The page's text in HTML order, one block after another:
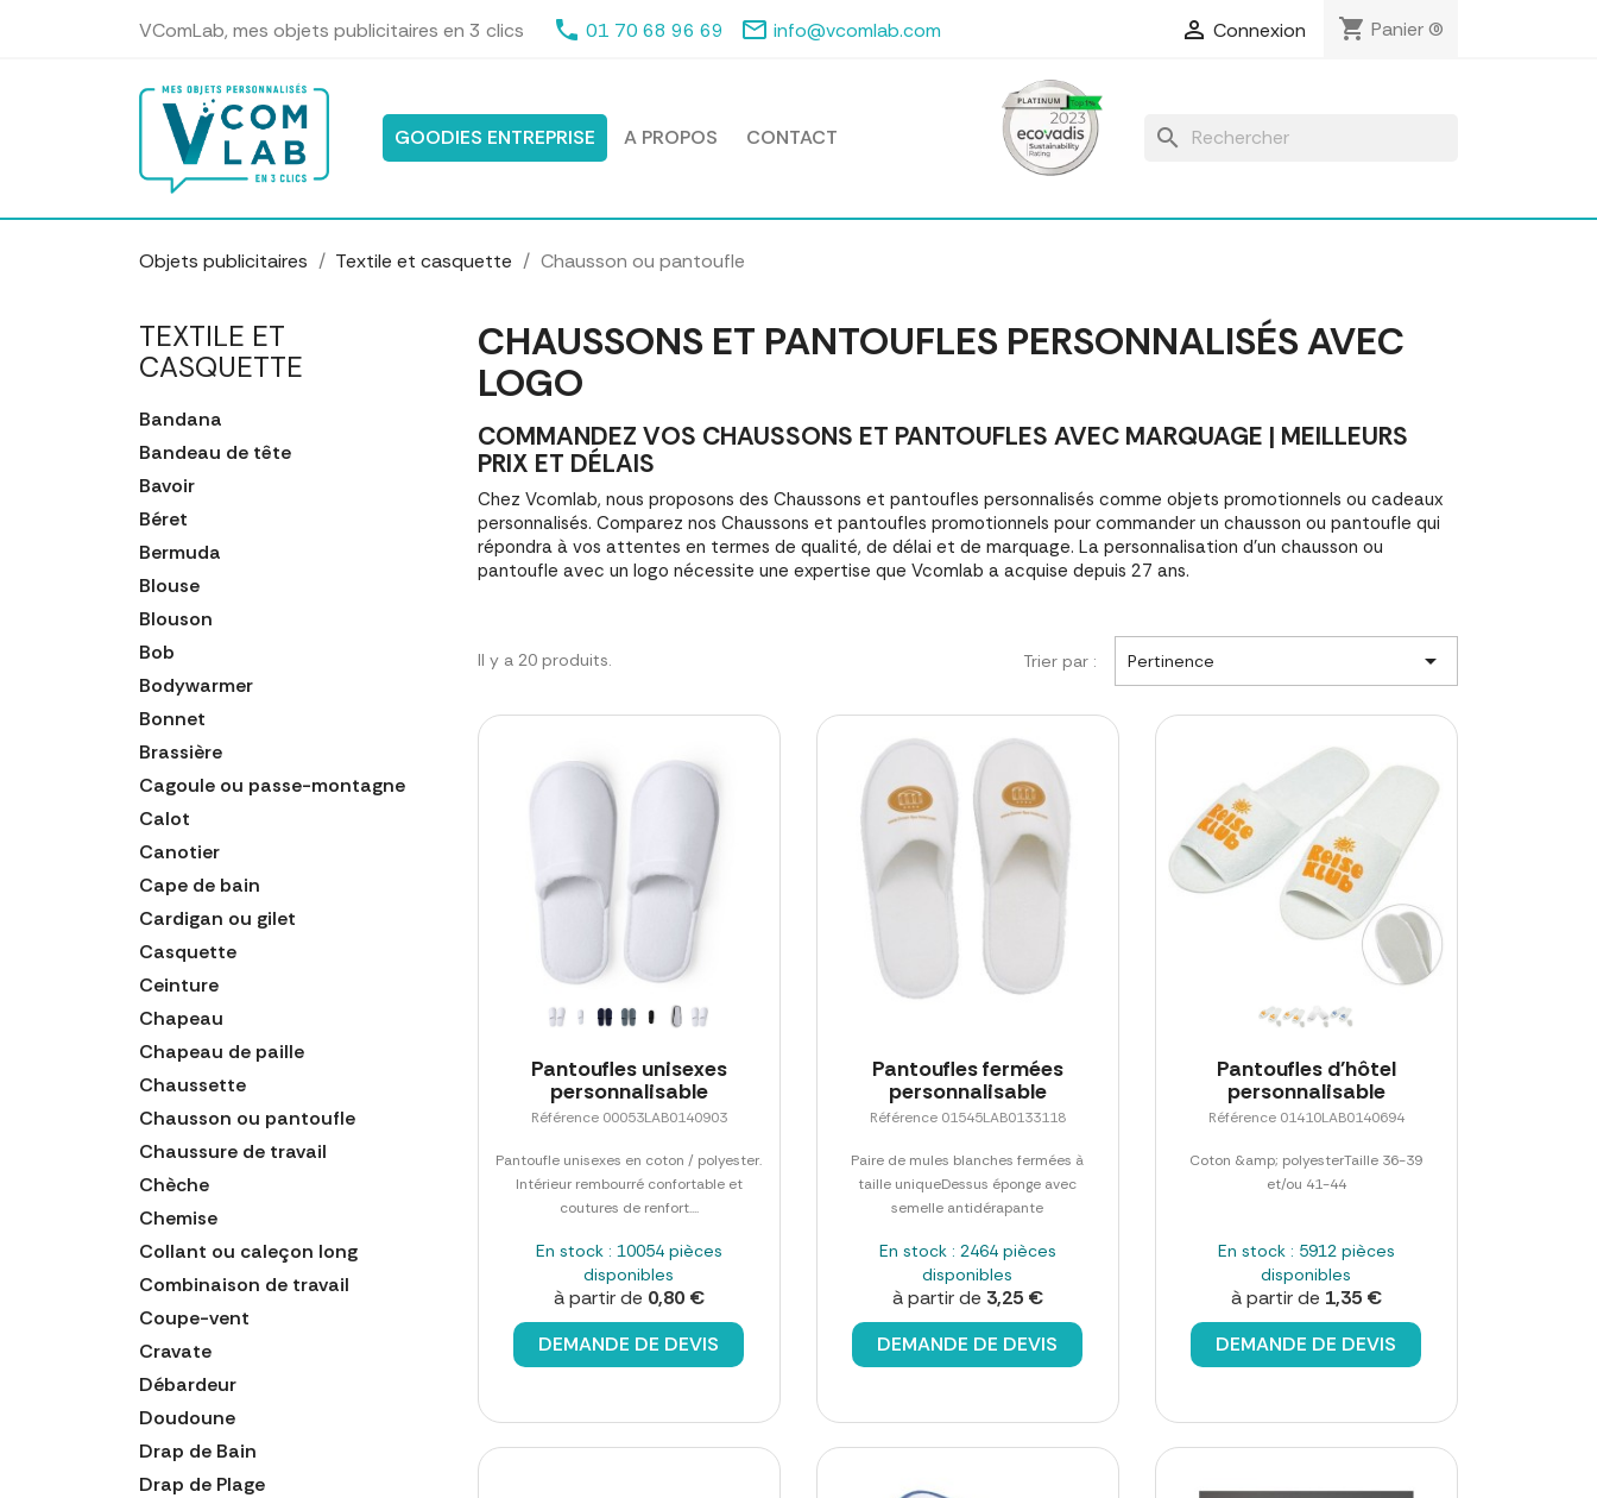
VComLab, mes objets publicitaires en 3 clics phone 01 70 68 96 69 mail_outline info@vcomlab.com  Connexion shopping_cart Panier(0)
GOODIES ENTREPRISE A PROPOS CONTACT search
Objets publicitaires Textile et casquette Chausson ou pantoufle
TEXTILE ET
CASQUETTE
Bandana
Bandeau de tête
Bavoir
Béret
Bermuda
Blouse
Blouson
Bob
Bodywarmer
Bonnet
Brassière
Cagoule ou passe-montagne
Calot
Canotier
Cape de bain
Cardigan ou gilet
Casquette
Ceinture
Chapeau
Chapeau de paille
Chaussette
Chausson ou pantoufle
Chaussure de travail
Chèche
Chemise
Collant ou caleçon long
Combinaison de travail
Coupe-vent
Cravate
Débardeur
Doudoune
Drap de Bain
Drap de Plage
CHAUSSONS ET PANTOUFLES PERSONNALISÉS AVEC
LOGO
COMMANDEZ VOS CHAUSSONS ET PANTOUFLES AVEC MARQUAGE | MEILLEURS
PRIX ET DÉLAIS
Chez Vcomlab, nous proposons des Chaussons et pantoufles personnalisés comme objets promotionnels ou cadeaux
personnalisés. Comparez nos Chaussons et pantoufles promotionnels pour commander un chausson ou pantoufle qui
répondra à vos attentes en termes de qualité, de délai et de marquage. La personnalisation d'un chausson ou
pantoufle avec un logo nécessite une expertise que Vcomlab a acquise depuis 27 ans.
Il y a 20 produits. Trier par : Pertinence 
Pantoufles unisexes
personnalisable
Référence 00053LAB0140903
Pantoufle unisexes en coton / polyester.
Intérieur rembourré confortable et
coutures de renfort....
En stock : 10054 pièces
disponibles
à partir de 0,80 €
DEMANDE DE DEVIS
Pantoufles fermées
personnalisable
Référence 01545LAB0133118
Paire de mules blanches fermées à
taille uniqueDessus éponge avec
semelle antidérapante
En stock : 2464 pièces
disponibles
à partir de 3,25 €
DEMANDE DE DEVIS
Pantoufles d'hôtel
personnalisable
Référence 01410LAB0140694
Coton &amp; polyesterTaille 36-39
et/ou 41-44
En stock : 5912 pièces
disponibles
à partir de 1,35 €
DEMANDE DE DEVIS